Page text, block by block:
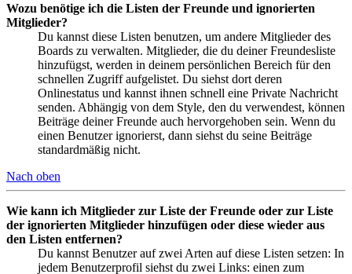
Wozu benötige ich die Listen der Freunde und ignorierten
Mitglieder?
Du kannst diese Listen benutzen, um andere Mitglieder des
Boards zu verwalten. Mitglieder, die du deiner Freundesliste
hinzufügst, werden in deinem persönlichen Bereich für den
schnellen Zugriff aufgelistet. Du siehst dort deren
Onlinestatus und kannst ihnen schnell eine Private Nachricht
senden. Abhängig von dem Style, den du verwendest, können
Beiträge deiner Freunde auch hervorgehoben sein. Wenn du
einen Benutzer ignorierst, dann siehst du seine Beiträge
standardmäßig nicht.
Nach oben
Wie kann ich Mitglieder zur Liste der Freunde oder zur Liste
der ignorierten Mitglieder hinzufügen oder diese wieder aus
den Listen entfernen?
Du kannst Benutzer auf zwei Arten auf diese Listen setzen: In
jedem Benutzerprofil siehst du zwei Links: einen zum